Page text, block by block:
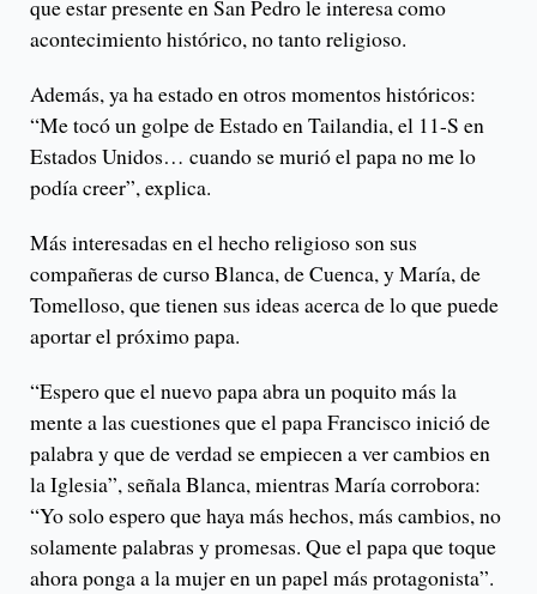
que estar presente en San Pedro le interesa como
acontecimiento histórico, no tanto religioso.
Además, ya ha estado en otros momentos históricos:
“Me tocó un golpe de Estado en Tailandia, el 11-S en
Estados Unidos… cuando se murió el papa no me lo
podía creer”, explica.
Más interesadas en el hecho religioso son sus
compañeras de curso Blanca, de Cuenca, y María, de
Tomelloso, que tienen sus ideas acerca de lo que puede
aportar el próximo papa.
“Espero que el nuevo papa abra un poquito más la
mente a las cuestiones que el papa Francisco inició de
palabra y que de verdad se empiecen a ver cambios en
la Iglesia”, señala Blanca, mientras María corrobora:
“Yo solo espero que haya más hechos, más cambios, no
solamente palabras y promesas. Que el papa que toque
ahora ponga a la mujer en un papel más protagonista”.